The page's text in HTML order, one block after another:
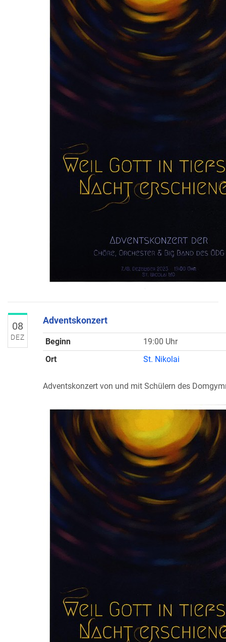
08
DEZ
Adventskonzert
Beginn
19:00 Uhr
Ort
St. Nikolai
Adventskonzert von und mit Schülern des